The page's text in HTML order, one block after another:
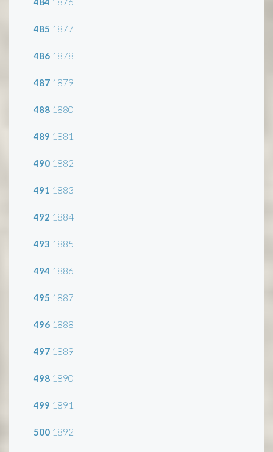
485 1877
486 1878
487 1879
488 1880
489 1881
490 1882
491 1883
492 1884
493 1885
494 1886
495 1887
496 1888
497 1889
498 1890
499 1891
500 1892